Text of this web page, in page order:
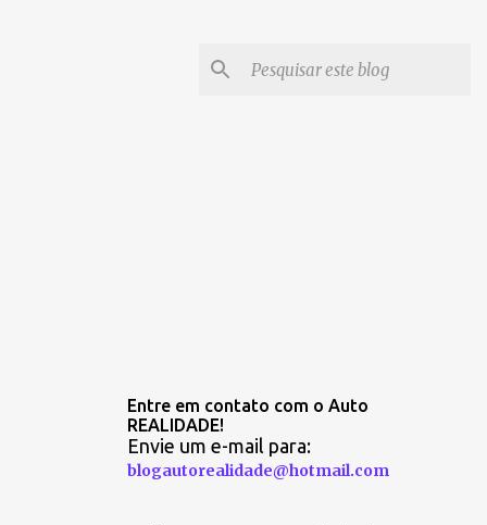
Entre em contato com o Auto
REALIDADE!
Envie um e-mail para:
blogautorealidade@hotmail.com